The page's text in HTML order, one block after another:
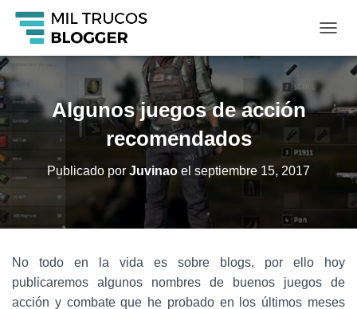
A
A
V
E
G
Algunos juegos de acción
recomendados
Publicado por Juvinao el septiembre 15, 2017
No todo en la vida es sobre blogs, por ello hoy
publicaremos algunos nombres de buenos juegos de
acción y combate que he probado en los últimos meses